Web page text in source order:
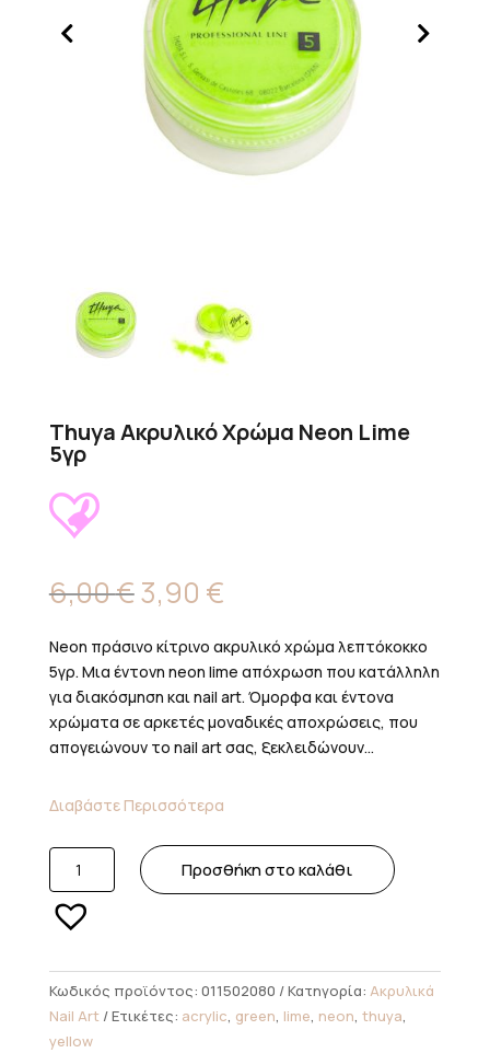
Thuya Ακρυλικό Χρώμα Neon Lime
5γρ
6,00€Original
price
was:
6,00 €.
3,90 €Η
τρέχουσα
τιμή
είναι:
3,90 €.
Neon πράσινο κίτρινο ακρυλικό χρώμα λεπτόκοκκο
5γρ. Μια έντονη neon lime απόχρωση που κατάλληλη
για διακόσμηση και nail art. Όμορφα και έντονα
χρώματα σε αρκετές μοναδικές αποχρώσεις, που
απογειώνουν το nail art σας, ξεκλειδώνουν...
Διαβάστε Περισσότερα
Ακρυλικό
Χρώμα
Neon
5γρ
ποσότητα
Προσθήκη στο καλάθι
Κωδικός προϊόντος: 011502080 Κατηγορία: Ακρυλικά
Nail Art
Ετικέτες: acrylic, green, lime, neon, thuya,
yellow